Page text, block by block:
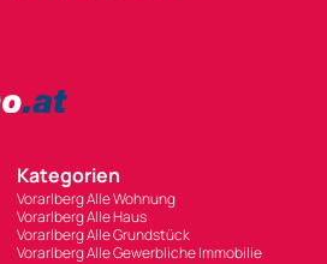
Kategorien
Vorarlberg Alle Wohnung
Vorarlberg Alle Haus
Vorarlberg Alle Grundstück
Vorarlberg Alle Gewerbliche Immobilie